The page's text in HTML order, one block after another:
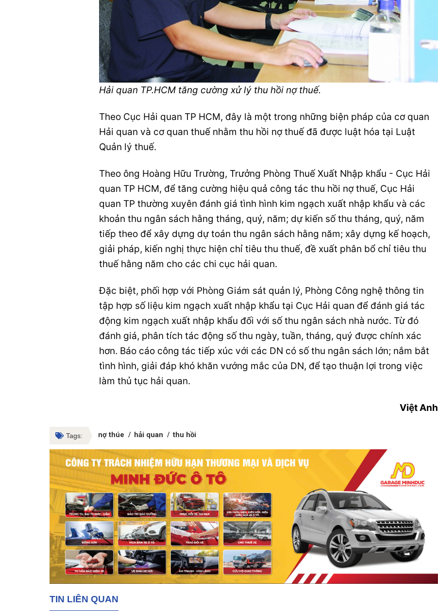
Hải quan TP.HCM tăng cường xử lý thu hồi nợ thuế.
Theo Cục Hải quan TP HCM, đây là một trong những biện pháp của cơ quan
Hải quan và cơ quan thuế nhằm thu hồi nợ thuế đã được luật hóa tại Luật
Quản lý thuế.
Theo ông Hoàng Hữu Trường, Trưởng Phòng Thuế Xuất Nhập khẩu - Cục Hải
quan TP HCM, để tăng cường hiệu quả công tác thu hồi nợ thuế, Cục Hải
quan TP thường xuyên đánh giá tình hình kim ngạch xuất nhập khẩu và các
khoản thu ngân sách hằng tháng, quý, năm; dự kiến số thu tháng, quý, năm
tiếp theo để xây dựng dự toán thu ngân sách hằng năm; xây dựng kế hoạch,
giải pháp, kiến nghị thực hiện chỉ tiêu thu thuế, đề xuất phân bổ chỉ tiêu thu
thuế hằng năm cho các chi cục hải quan.
Đặc biệt, phối hợp với Phòng Giám sát quản lý, Phòng Công nghệ thông tin
tập hợp số liệu kim ngạch xuất nhập khẩu tại Cục Hải quan để đánh giá tác
động kim ngạch xuất nhập khẩu đối với số thu ngân sách nhà nước. Từ đó
đánh giá, phân tích tác động số thu ngày, tuần, tháng, quý được chính xác
hơn. Báo cáo công tác tiếp xúc với các DN có số thu ngân sách lớn; nắm bắt
tình hình, giải đáp khó khăn vướng mắc của DN, để tạo thuận lợi trong việc
làm thủ tục hải quan.
Việt Anh
Tags: nợ thúe hải quan thu hồi
TIN LIÊN QUAN